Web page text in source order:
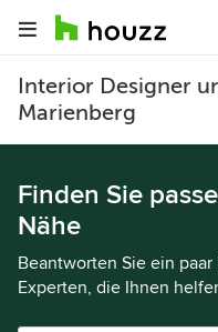
Interior Designer
Marienberg
Finden Sie
Nähe
Beantworten Sie ein
Experten, die Ihnen